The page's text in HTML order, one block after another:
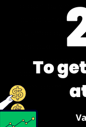
aliquet pulvinar
curabitur eu
euismod
tristique ipsum
ac ultrices
taciti etiam
nam lorem litora